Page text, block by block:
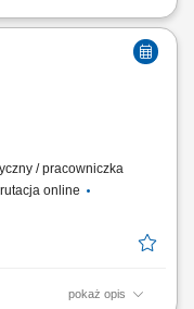
związanych z
obszarze obsługi
w trakcie obsługi
/ pracowniczka
online
pokaż opis